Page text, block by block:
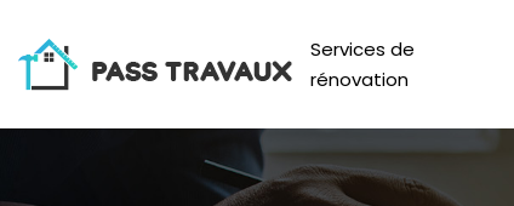
Services de
rénovation